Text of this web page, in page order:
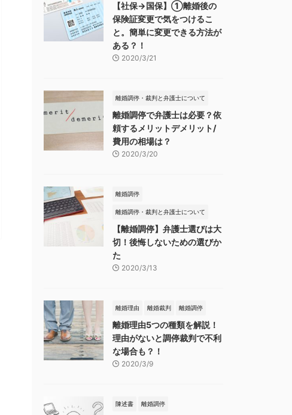
【社保→国保】①離婚後の
保険証変更で気をつけるこ
と。簡単に変更できる方法が
ある？！
2020/3/21
離婚調停・裁判と弁護士について
離婚調停で弁護士は必要？依
頼するメリットデメリット/
費用の相場は？
2020/3/20
離婚調停
離婚調停・裁判と弁護士について
【離婚調停】弁護士選びは大
切！後悔しないための選びか
た
2020/3/13
離婚理由 離婚裁判 離婚調停
離婚理由5つの種類を解説！
理由がないと調停裁判で不利
な場合も？！
2020/3/9
陳述書 離婚調停